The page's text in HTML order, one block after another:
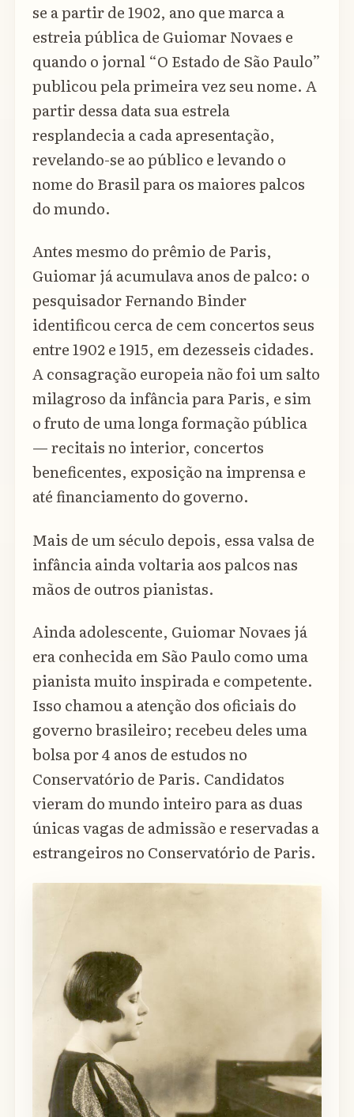
se a partir de 1902, ano que marca a
estreia pública de Guiomar Novaes e
quando o jornal “O Estado de São Paulo”
publicou pela primeira vez seu nome. A
partir dessa data sua estrela
resplandecia a cada apresentação,
revelando-se ao público e levando o
nome do Brasil para os maiores palcos
do mundo.
Antes mesmo do prêmio de Paris,
Guiomar já acumulava anos de palco: o
pesquisador Fernando Binder
identificou cerca de cem concertos seus
entre 1902 e 1915, em dezesseis cidades.
A consagração europeia não foi um salto
milagroso da infância para Paris, e sim
o fruto de uma longa formação pública
— recitais no interior, concertos
beneficentes, exposição na imprensa e
até financiamento do governo.
Mais de um século depois, essa valsa de
infância ainda voltaria aos palcos nas
mãos de outros pianistas.
Ainda adolescente, Guiomar Novaes já
era conhecida em São Paulo como uma
pianista muito inspirada e competente.
Isso chamou a atenção dos oficiais do
governo brasileiro; recebeu deles uma
bolsa por 4 anos de estudos no
Conservatório de Paris. Candidatos
vieram do mundo inteiro para as duas
únicas vagas de admissão e reservadas a
estrangeiros no Conservatório de Paris.